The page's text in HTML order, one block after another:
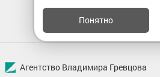
Агентство Владимира Гревцова
Понятно